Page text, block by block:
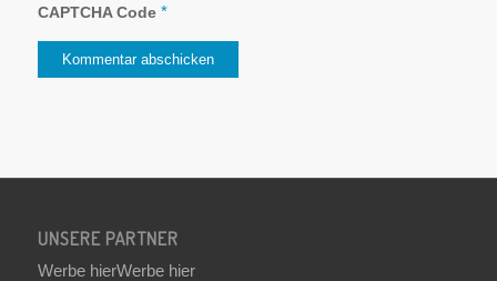
CAPTCHA Code*
UNSERE PARTNER
Werbe hierWerbe hier